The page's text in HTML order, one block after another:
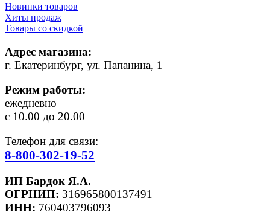
Новинки товаров
Хиты продаж
Товары со скидкой
Адрес магазина:
г. Екатеринбург, ул. Папанина, 1
Режим работы:
ежедневно
с 10.00 до 20.00
Телефон для связи:
8-800-302-19-52
ИП Бардок Я.А.
ОГРНИП: 316965800137491
ИНН: 760403796093